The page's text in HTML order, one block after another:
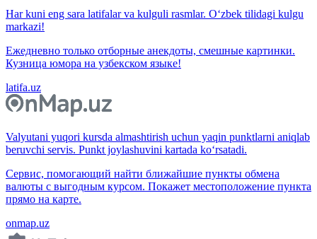
Har kuni eng sara latifalar va kulguli rasmlar. O‘zbek tilidagi kulgu
markazi!
Ежедневно только отборные анекдоты, смешные картинки.
Кузница юмора на узбекском языке!
latifa.uz
Valyutani yuqori kursda almashtirish uchun yaqin punktlarni aniqlab
beruvchi servis. Punkt joylashuvini kartada ko‘rsatadi.
Сервис, помогающий найти ближайшие пункты обмена
валюты с выгодным курсом. Покажет местоположение пункта
прямо на карте.
onmap.uz